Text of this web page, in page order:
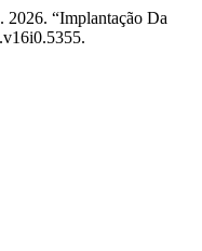
“Implantação Da